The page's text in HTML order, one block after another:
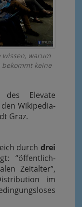
wissen, warum
keine
des Elevate
Wikipedia-
Graz.
durchdrei
“öffentlich-
Zeitalter”,
im